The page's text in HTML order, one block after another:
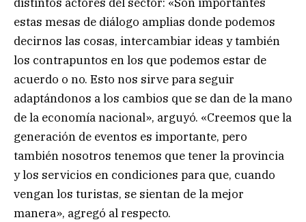
estas mesas de diálogo amplias donde podemos
decirnos las cosas, intercambiar ideas y también
los contrapuntos en los que podemos estar de
acuerdo o no. Esto nos sirve para seguir
adaptándonos a los cambios que se dan de la mano
de la economía nacional», arguyó. «Creemos que la
generación de eventos es importante, pero
también nosotros tenemos que tener la provincia
y los servicios en condiciones para que, cuando
vengan los turistas, se sientan de la mejor
manera», agregó al respecto.